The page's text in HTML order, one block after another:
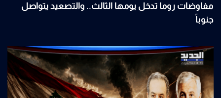
مفاوضات روما تدخل يومها الثالث.. والتصعيد يتواصل
جنوباً